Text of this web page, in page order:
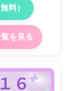
料）
を見る